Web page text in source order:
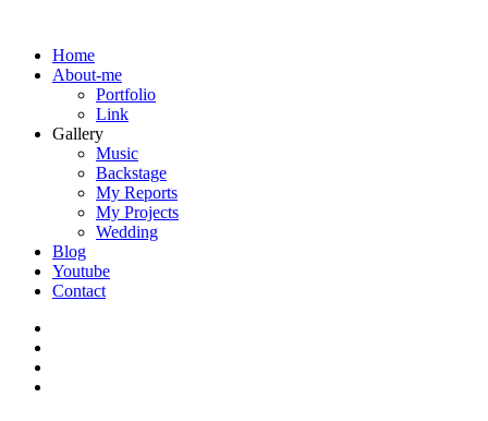
Home
About-me
Portfolio
Link
Gallery
Music
Backstage
My Reports
My Projects
Wedding
Blog
Youtube
Contact